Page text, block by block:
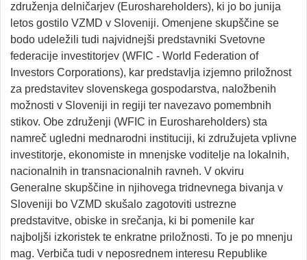
združenja delničarjev (Euroshareholders), ki jo bo junija
letos gostilo VZMD v Sloveniji. Omenjene skupščine se
bodo udeležili tudi najvidnejši predstavniki Svetovne
federacije investitorjev (WFIC - World Federation of
Investors Corporations), kar predstavlja izjemno priložnost
za predstavitev slovenskega gospodarstva, naložbenih
možnosti v Sloveniji in regiji ter navezavo pomembnih
stikov. Obe združenji (WFIC in Euroshareholders) sta
namreč ugledni mednarodni instituciji, ki združujeta vplivne
investitorje, ekonomiste in mnenjske voditelje na lokalnih,
nacionalnih in transnacionalnih ravneh. V okviru
Generalne skupščine in njihovega tridnevnega bivanja v
Sloveniji bo VZMD skušalo zagotoviti ustrezne
predstavitve, obiske in srečanja, ki bi pomenile kar
najboljši izkoristek te enkratne priložnosti. To je po mnenju
mag. Verbiča tudi v neposrednem interesu Republike